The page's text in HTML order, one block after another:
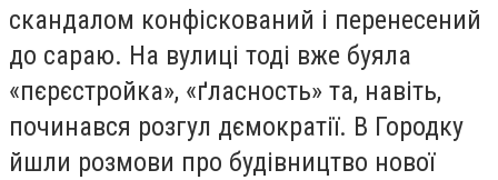
скандалом конфіскований і перенесений
до сараю. На вулиці тоді вже буяла
«пєрєстройка», «ґласность» та, навіть,
починався розгул дємократії. В Городку
йшли розмови про будівництво нової